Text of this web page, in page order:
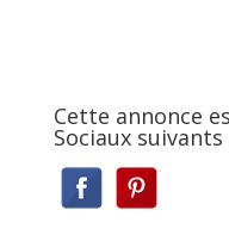
Cette annonce
Sociaux suivants